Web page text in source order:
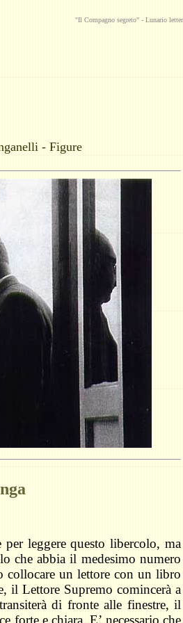
"Il Compagno segreto" - Lunario
- Figure
leggere questo libercolo, ma
che abbia il medesimo numero
collocare un lettore con un libro
il Lettore Supremo comincerà a
di fronte alle finestre, il
forte e chiara. E’ necessario che